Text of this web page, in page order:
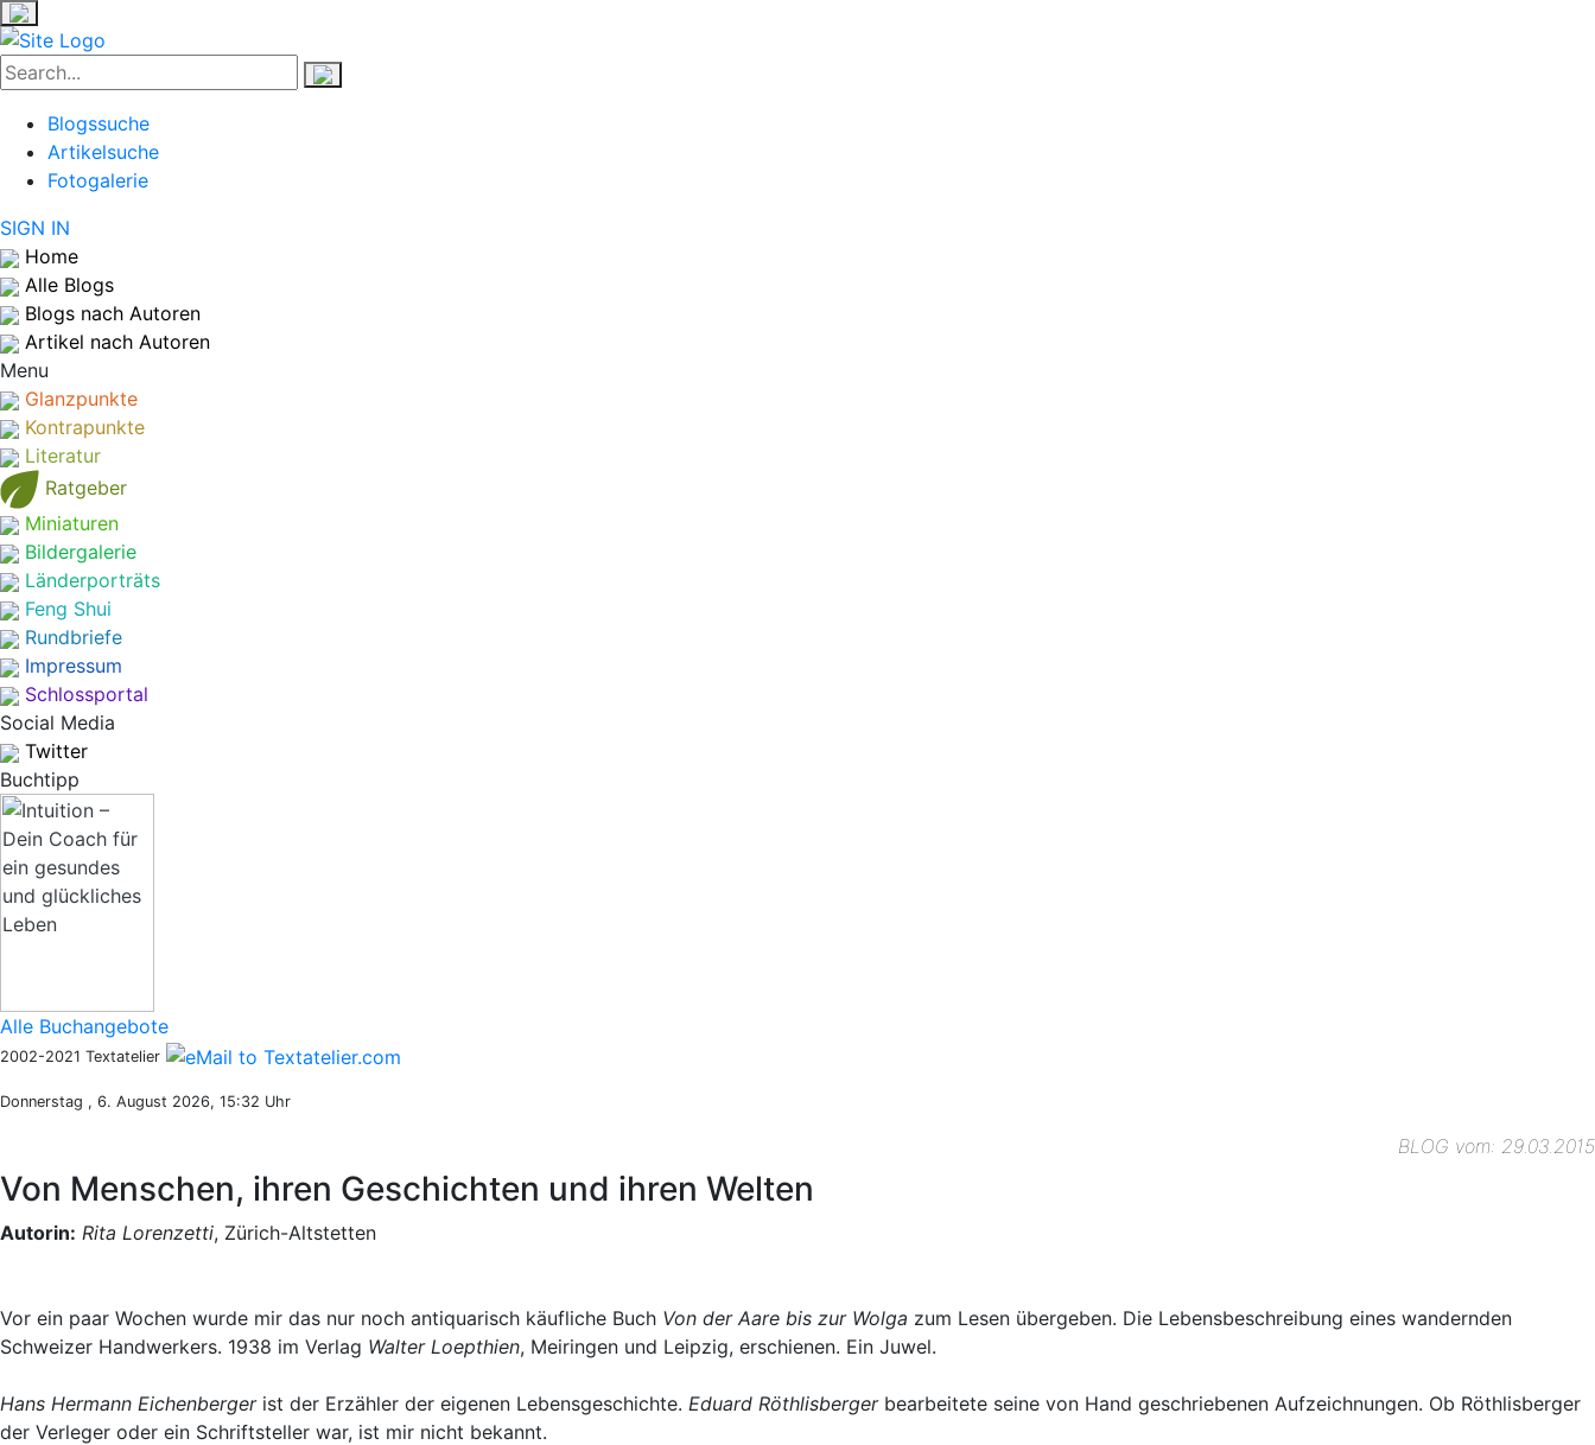
Blogssuche
Artikelsuche
Fotogalerie
SIGN IN
Home
Alle Blogs
Blogs nach Autoren
Artikel nach Autoren
Menu
Glanzpunkte
Kontrapunkte
Literatur
Ratgeber
Miniaturen
Bildergalerie
Länderporträts
Feng Shui
Rundbriefe
Impressum
Schlossportal
Social Media
Twitter
Buchtipp
Alle Buchangebote
2002-2021 Textatelier
Donnerstag , 6. August 2026, 15:32 Uhr
BLOG vom: 29.03.2015
Von Menschen, ihren Geschichten und ihren Welten
Autorin: Rita Lorenzetti, Zürich-Altstetten
Vor ein paar Wochen wurde mir das nur noch antiquarisch käufliche Buch Von der Aare bis zur Wolga zum Lesen übergeben. Die Lebensbeschreibung eines wandernden
Schweizer Handwerkers. 1938 im Verlag Walter Loepthien, Meiringen und Leipzig, erschienen. Ein Juwel.
Hans Hermann Eichenbergerist der Erzähler der eigenen Lebensgeschichte. Eduard Röthlisbergerbearbeitete seine von Hand geschriebenen Aufzeichnungen. Ob Röthlisberger
der Verleger oder ein Schriftsteller war, ist mir nicht bekannt.